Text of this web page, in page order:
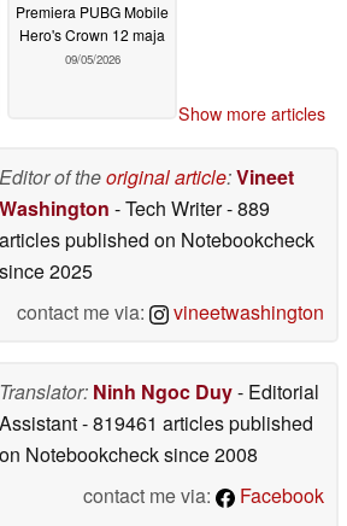
Premiera PUBG Mobile
Hero's Crown 12 maja
09/05/2026
Show more articles
Editor of theoriginal article:Vineet
Washington - Tech Writer- 889
articles published on Notebookcheck
since 2025
contact me via:
vineetwashington
Translator: Ninh Ngoc Duy- Editorial
Assistant- 819461 articles published
on Notebookchecksince 2008
contact me via:
Facebook